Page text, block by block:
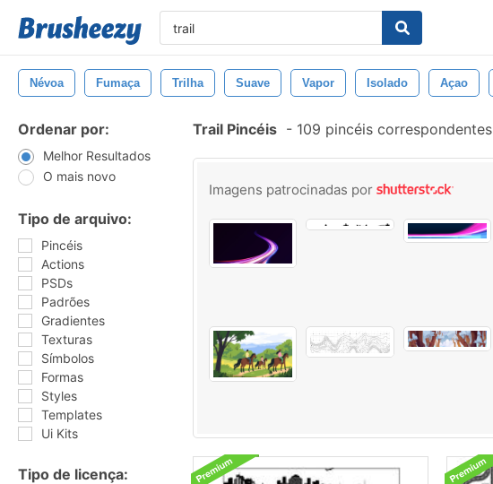
Névoa Fumaça Trilha Suave Vapor Isolado Açao
Ordenar por:
Melhor Resultados
O mais novo
Tipo de arquivo:
Pincéis
Actions
PSDs
Padrões
Gradientes
Texturas
Símbolos
Formas
Styles
Templates
Ui Kits
Tipo de licença:
Trail Pincéis - 109 pincéis correspondentes
Imagens patrocinadas por